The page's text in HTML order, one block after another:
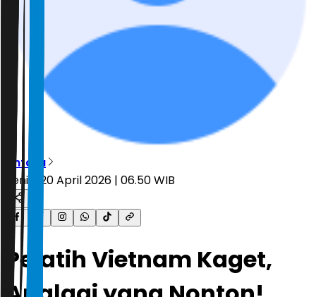
Antara
Senin, 20 April 2026 | 06.50 WIB
Pelatih Vietnam Kaget,